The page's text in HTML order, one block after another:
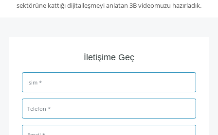
sektörüne kattığı dijitalleşmeyi anlatan 3B videomuzu hazırladık.
İletişime Geç